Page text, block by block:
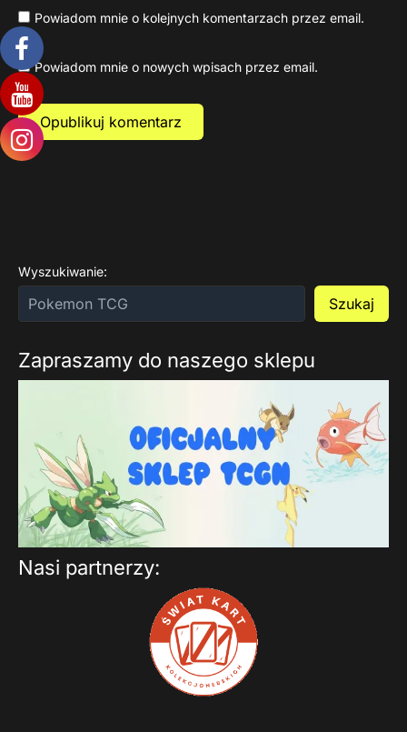
Powiadom mnie o kolejnych komentarzach przez email.
Powiadom mnie o nowych wpisach przez email.
Wyszukiwanie:
Szukaj
Zapraszamy do naszego sklepu
Nasi partnerzy: